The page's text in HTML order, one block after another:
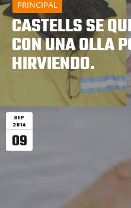
PRINCIPAL
CASTELLS SE
CON UNA OLLA
HIRVIENDO.
SEP
2014
09